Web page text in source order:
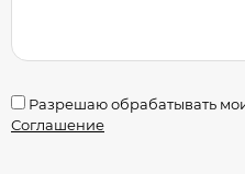
Разрешаю обрабатывать
Соглашение